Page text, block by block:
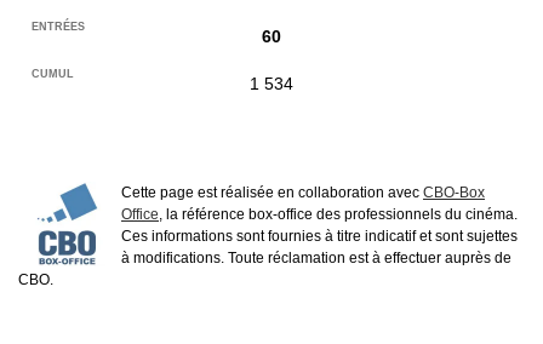
60
1 534
Cette page est réalisée en collaboration avec CBO-Box
Office, la référence box-office des professionnels du cinéma.
Ces informations sont fournies à titre indicatif et sont sujettes
à modifications. Toute réclamation est à effectuer auprès de
CBO.